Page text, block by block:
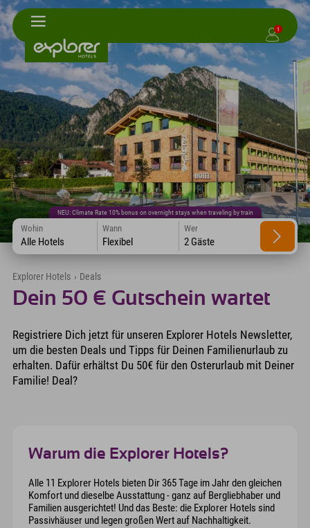
1
NEU: Climate Rate 10% bonus on overnight stays when traveling by train
Wohin
Alle Hotels
Wann
Flexibel
Wer
2 Gäste
Explorer Hotels › Deals
Dein 50 € Gutschein wartet
Registriere Dich jetzt für unseren Explorer Hotels Newsletter,
um die besten Deals und Tipps für Deinen Familienurlaub zu
erhalten. Dafür erhältst Du 50€ für den Osterurlaub mit Deiner
Familie! Deal?
Warum die Explorer Hotels?
Alle 11 Explorer Hotels bieten Dir 365 Tage im Jahr den gleichen
Komfort und dieselbe Ausstattung - ganz auf Bergliebhaber und
Familien ausgerichtet! Und das Beste: die Explorer Hotels sind
Passivhäuser und legen großen Wert auf Nachhaltigkeit.